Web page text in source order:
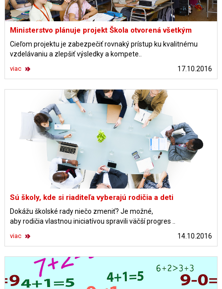
Ministerstvo plánuje projekt Škola otvorená všetkým
Cieľom projektu je zabezpečiť rovnaký prístup ku kvalitnému
vzdelávaniu a zlepšiť výsledky a kompete..
17.10.2016
viac
Sú školy, kde si riaditeľa vyberajú rodičia a deti
Dokážu školské rady niečo zmeniť? Je možné,
aby rodičia vlastnou iniciatívou spravili väčší progres ..
14.10.2016
viac